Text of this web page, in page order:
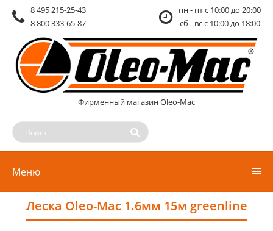
8 495 215-25-43
8 800 333-65-87
пн - пт c 10:00 до 20:00
сб - вс c 10:00 до 18:00
Фирменный магазин Oleo-Mac
Меню
Леска Oleo-Mac 1.6мм 15м greenline